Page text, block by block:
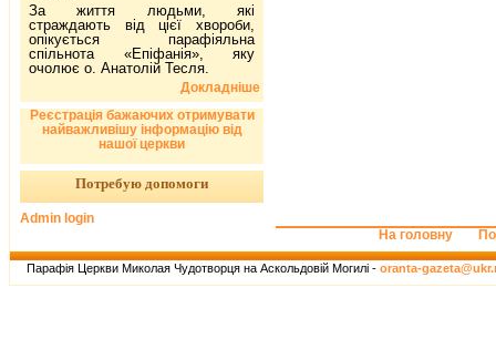
За життя людьми, які
страждають від цієї хвороби,
опікується парафіяльна
спільнота «Епіфанія», яку
очолює о. Анатолій Тесля.
Докладніше
Реєстрація бажаючих отримувати
найважливішу інформацію від
нашої церкви
Потребую допомоги
Admin login
На головну
Парафія Церкви Миколая Чудотворця на Аскольдовій Могилі - oranta-